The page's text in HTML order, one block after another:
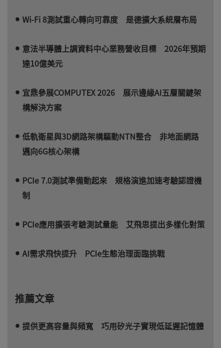
Wi-Fi 8測試重心轉向可靠度 是德擴大系統層布局
意法半導體上調資料中心業務營收目標 2026年預期
達10億美元
宜鼎參展COMPUTEX 2026 展示邊緣AI五層關鍵架
構解決方案
低軌衛星與3D網路架構驅動NTN整合 非地面網路
邁向6G核心架構
PCIe 7.0測試準備動起來 規格演進加速考驗認證機
制
PCIe應用擴張考驗測試量能 艾飛思提出多樣化對策
AI需求飛快提升 PCIe生態治理面臨挑戰
推薦文章
提供更高容量與頻寬 巧用矽光子實現低延遲記憶體